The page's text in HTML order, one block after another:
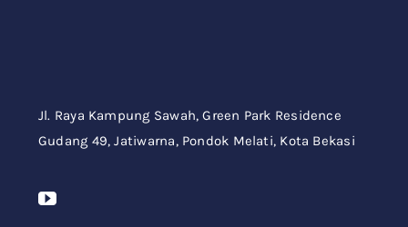
Jl. Raya Kampung Sawah,Green Park Residence
Gudang 49,Jatiwarna, Pondok Melati, Kota Bekasi